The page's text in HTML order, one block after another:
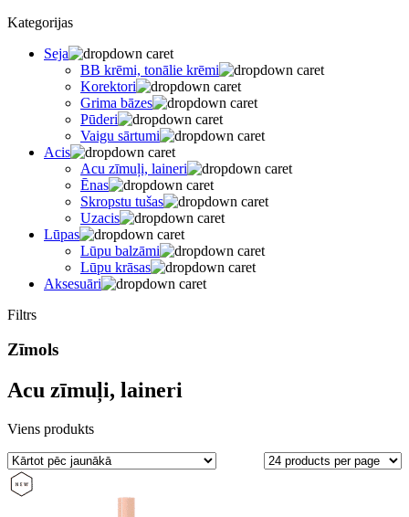
Kategorijas
Seja
BB krēmi, tonālie krēmi
Korektori
Grima bāzes
Pūderi
Vaigu sārtumi
Acis
Acu zīmuļi, laineri
Ēnas
Skropstu tušas
Uzacis
Lūpas
Lūpu balzāmi
Lūpu krāsas
Aksesuāri
Filtrs
Zīmols
Acu zīmuļi, laineri
Viens produkts